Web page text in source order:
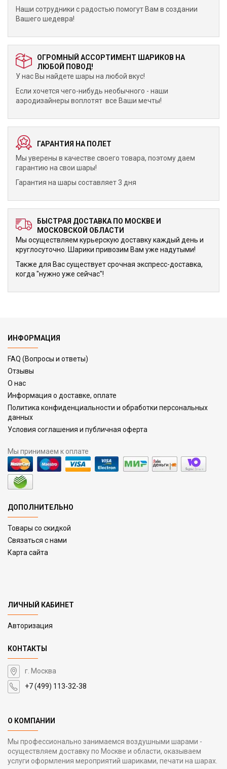
Наши сотрудники с радостью помогут Вам в создании
Вашего шедевра!
ОГРОМНЫЙ АССОРТИМЕНТ ШАРИКОВ НА
ЛЮБОЙ ПОВОД!
У нас Вы найдете шары на любой вкус!
Если хочется чего-нибудь необычного - наши
аэродизайнеры воплотят все Ваши мечты!
ГАРАНТИЯ НА ПОЛЕТ
Мы уверены в качестве своего товара, поэтому даем
гарантию на свои шары!
Гарантия на шары составляет 3 дня
БЫСТРАЯ ДОСТАВКА ПО МОСКВЕ И
МОСКОВСКОЙ ОБЛАСТИ
Мы осуществляем курьерскую доставку каждый день и
круглосуточно. Шарики привозим Вам уже надутыми!
Также для Вас существует срочная экспресс-доставка,
когда "нужно уже сейчас"!
ИНФОРМАЦИЯ
FAQ (Вопросы и ответы)
Отзывы
О нас
Информация о доставке, оплате
Политика конфиденциальности и обработки персональных
данных
Условия соглашения и публичная оферта
Мы принимаем к оплате
ДОПОЛНИТЕЛЬНО
Товары со скидкой
Связаться с нами
Карта сайта
ЛИЧНЫЙ КАБИНЕТ
Авторизация
КОНТАКТЫ
г. Москва
+7 (499) 113-32-38
О КОМПАНИИ
Мы профессионально занимаемся воздушными шарами -
осуществляем доставку по Москве и области, оказываем
услуги оформления мероприятий шариками, печати на шарах.